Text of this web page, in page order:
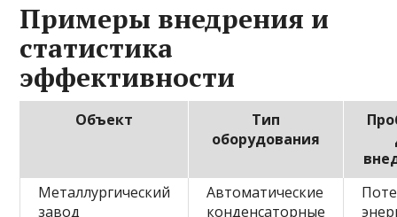
Примеры внедрения и
статистика
эффективности
Объект
Тип
оборудования
Металлургический
завод
Автоматические
конденсаторные